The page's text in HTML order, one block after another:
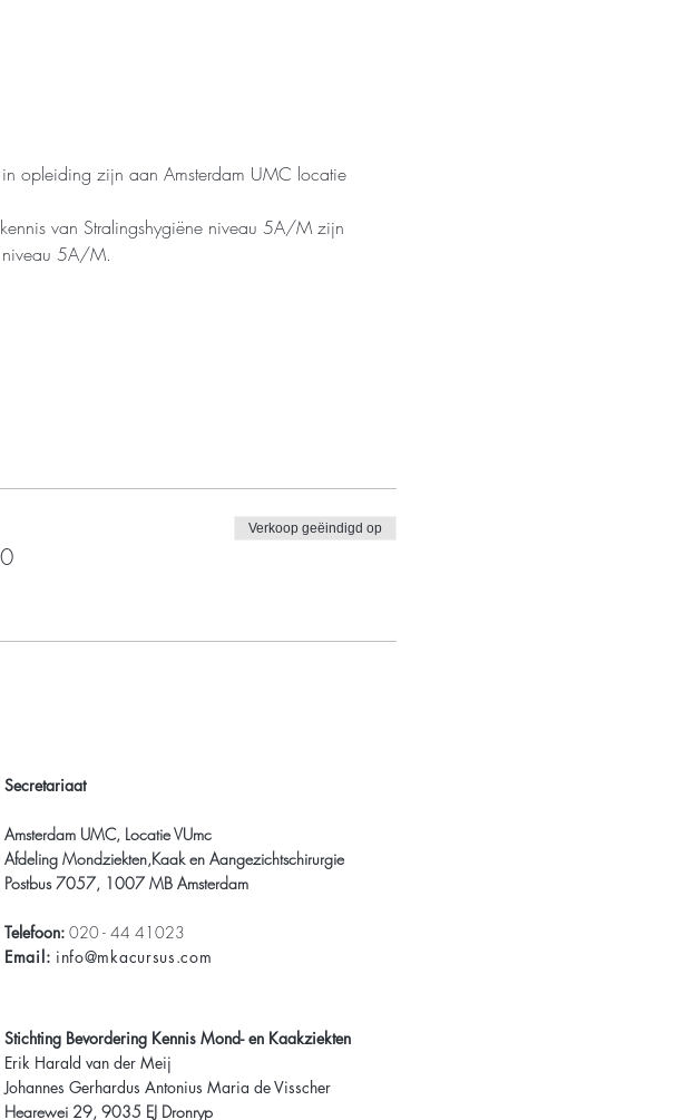
opleiding zijn aan Amsterdam UMC locatie
van Stralingshygiëne niveau 5A/M zijn
niveau 5A/M.
Verkoop geëindigd op
Secretariaat
Amsterdam UMC, Locatie VUmc
Afdeling Mondziekten,Kaak en Aangezichtschirurgie
Postbus 7057, 1007 MB Amsterdam
Telefoon: 020 - 44 41023
Email: info@mkacursus.com
Stichting Bevordering Kennis Mond- en Kaakziekten
Erik Harald van der Meij
Johannes Gerhardus Antonius Maria de Visscher
Hearewei 29, 9035 EJ Dronryp